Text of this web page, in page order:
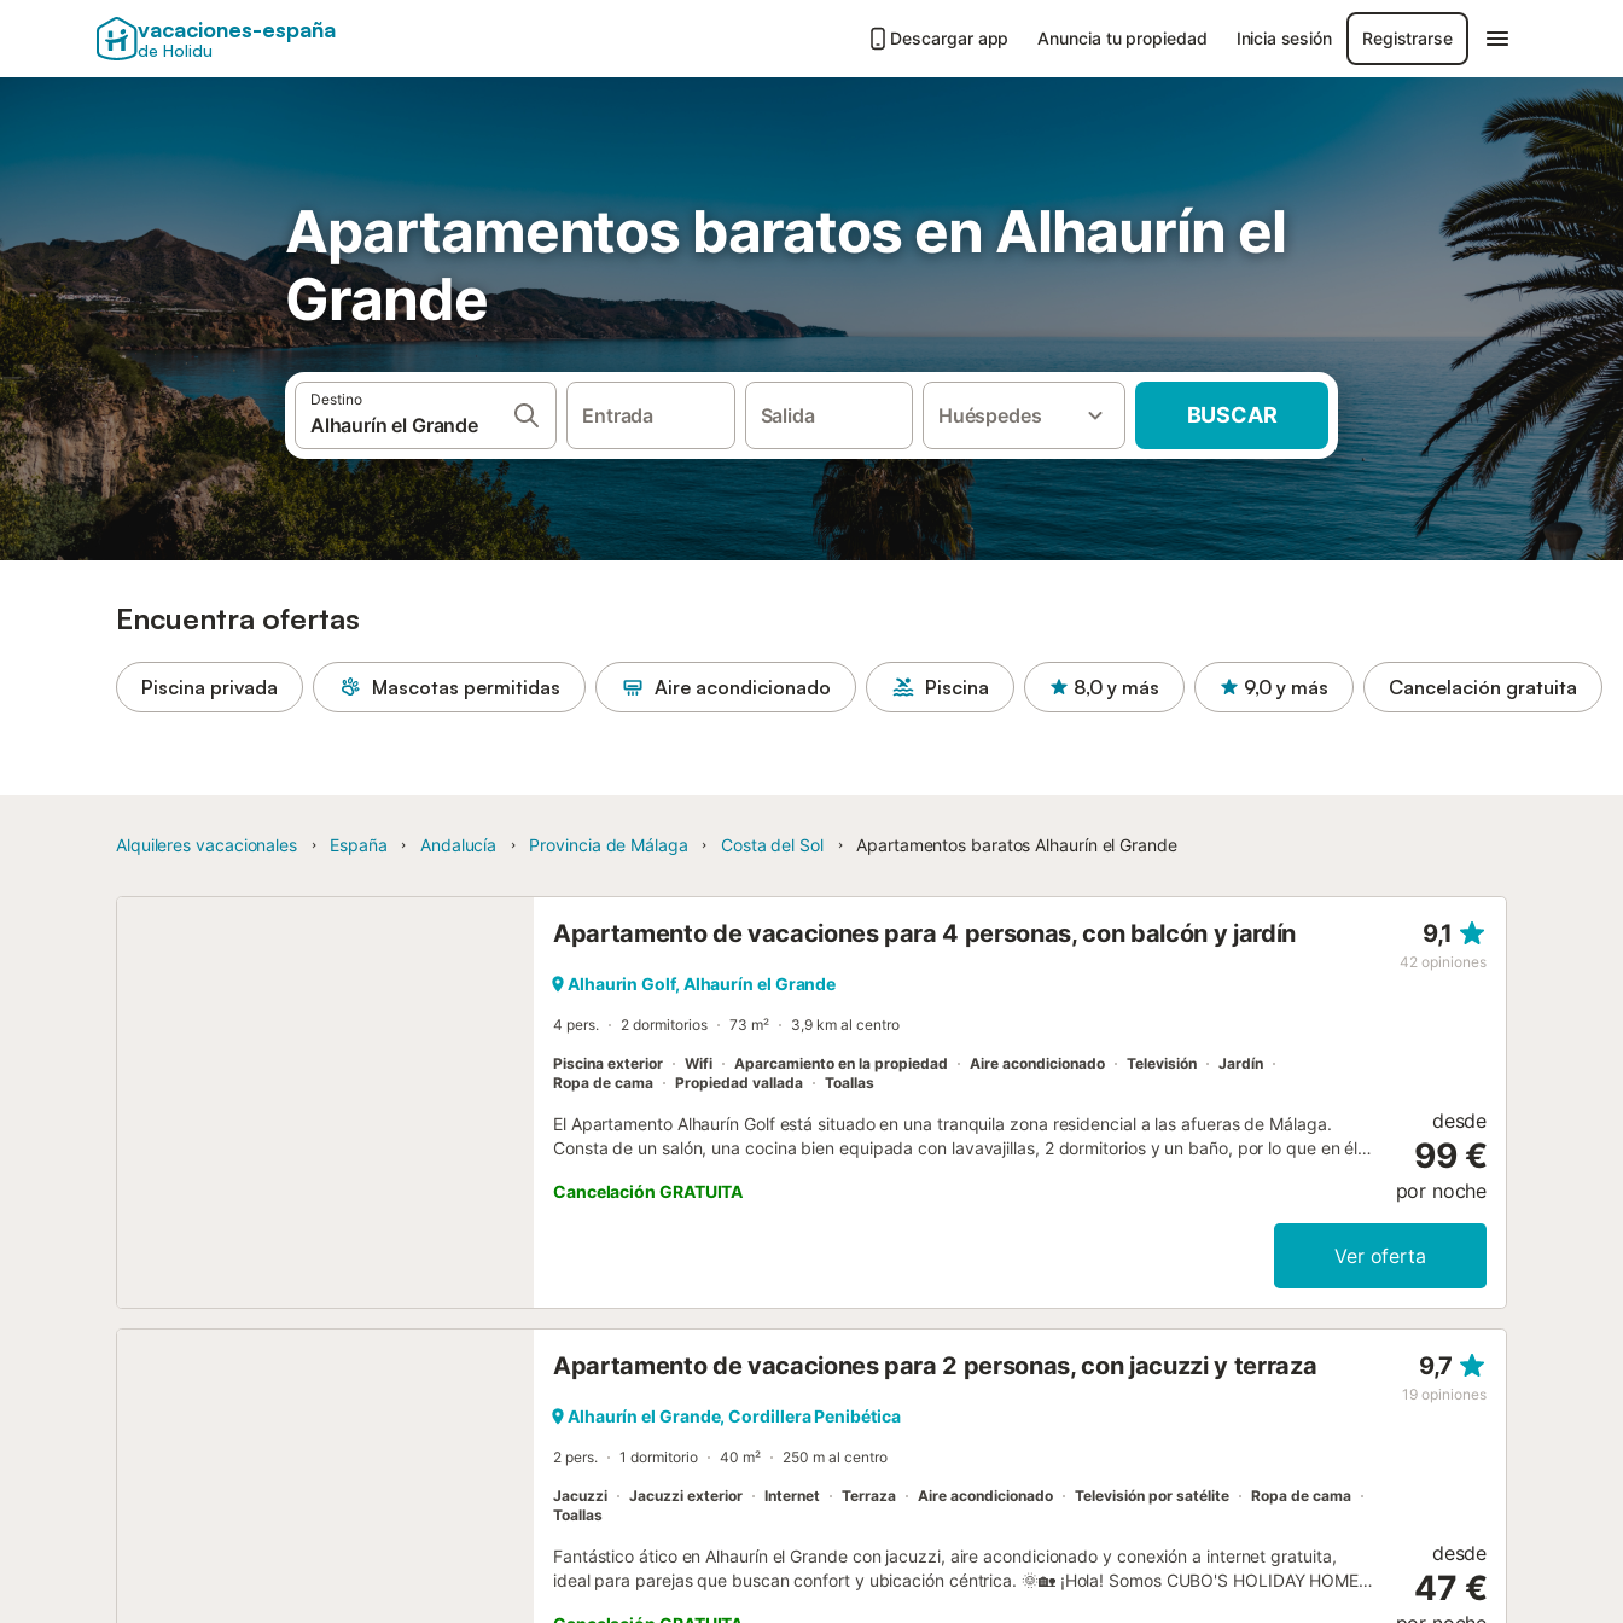
vacaciones-españa
de Holidu
Descargar app Anuncia tu propiedad Inicia sesión Registrarse
Apartamentos baratos en Alhaurín el
Grande
Destino
Entrada Salida Huéspedes BUSCAR
Encuentra ofertas
Piscina privada Mascotas permitidas Aire acondicionado Piscina 8,0 y más 9,0 y más Cancelación gratuita
Alquileres vacacionales España Andalucía Provincia de Málaga Costa del Sol Apartamentos baratos Alhaurín el Grande
Apartamento de vacaciones para 4 personas, con balcón y jardín 9,1
42 opiniones
Alhaurin Golf, Alhaurín el Grande
4 pers. 2 dormitorios 73 m² 3,9 km al centro
Piscina exterior Wifi Aparcamiento en la propiedad Aire acondicionado Televisión
Jardín
Ropa de cama
Propiedad vallada Toallas
El Apartamento Alhaurín Golf está situado en una tranquila zona residencial a las afueras de Málaga.
Consta de un salón, una cocina bien equipada con lavavajillas, 2 dormitorios y un baño, por lo que en él
lavadora, ventiladores, TV y aire acondicionado. Los huéspedes tienen acceso a un jardín compartido
con una piscina y muebles para sentarse. También hay una terraza privada abierta donde los huéspedes
pueden relajarse con una bebida refrescante y disfrutar de las vistas. A pesar de la tranquila ubicación
de la propiedad, todo lo esencial está a un corto trayecto en coche. El restaurante más cercano está a 2
minutos (1,4 km) y el supermercado más cercano a 6 minutos en coche (3,9 km). En el centro de Alhaurín
está a 35 minutos en coche (35,4 km). Hay plazas de aparcamiento disponibles en la propiedad. No se
Cancelación GRATUITA
desde
99 €
por noche
Ver oferta
Apartamento de vacaciones para 2 personas, con jacuzzi y terraza 9,7
19 opiniones
Alhaurín el Grande, Cordillera Penibética
2 pers. 1 dormitorio 40 m² 250 m al centro
Jacuzzi Jacuzzi exterior Internet Terraza Aire acondicionado Televisión por satélite
Ropa de cama
Toallas
Fantástico ático en Alhaurín el Grande con jacuzzi, aire acondicionado y conexión a internet gratuita,
ideal para parejas que buscan confort y ubicación céntrica. 🌞🏡 ¡Hola! Somos CUBO'S HOLIDAY HOMES,
desde
47 €